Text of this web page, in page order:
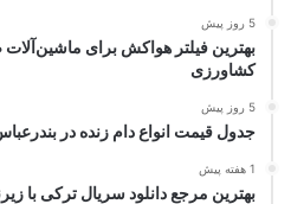
5 روز پیش
بهترین فیلتر هواکش برای
کشاورزی
5 روز پیش
جدول قیمت انواع دام زنده در
1 هفته پیش
بهترین مرجع دانلود سریال ترکی با